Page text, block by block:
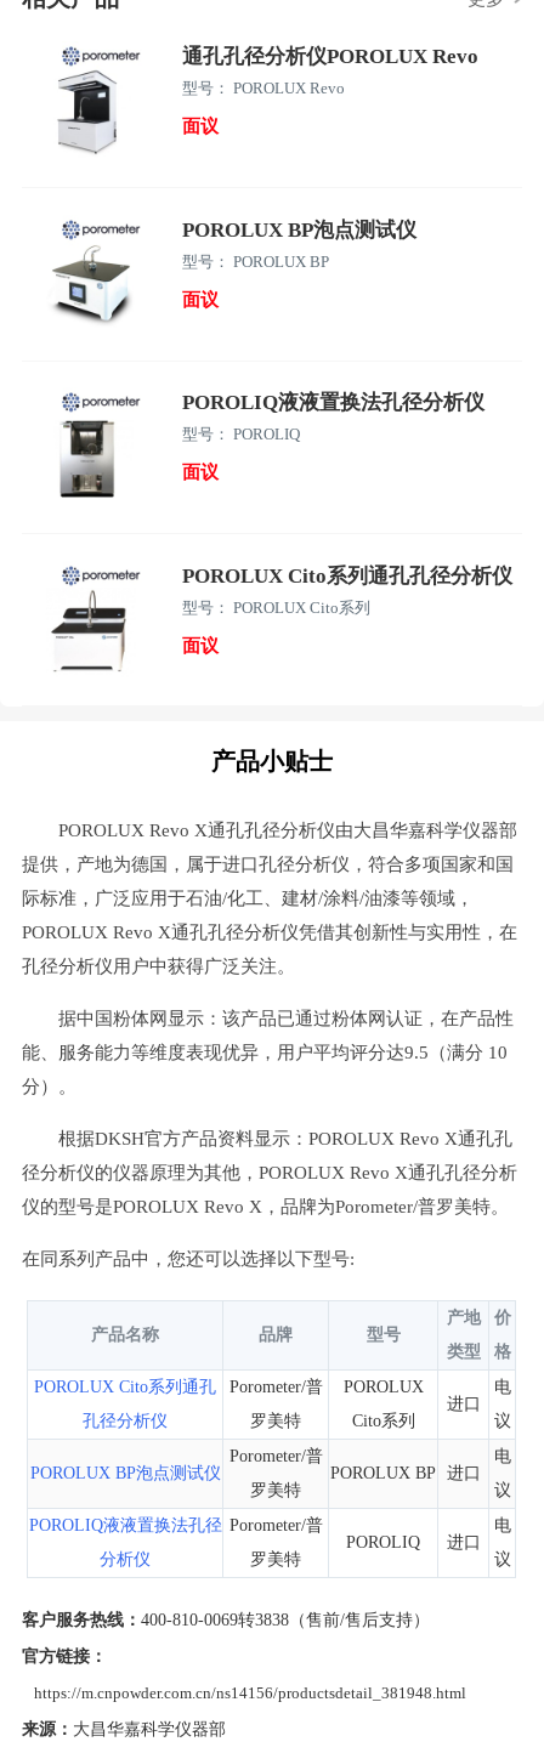
通孔孔径分析仪POROLUX Revo
型号： POROLUX Revo
面议
POROLUX BP泡点测试仪
型号： POROLUX BP
面议
POROLIQ液液置换法孔径分析仪
型号： POROLIQ
面议
POROLUX Cito系列通孔孔径分析仪
型号： POROLUX Cito系列
面议
产品小贴士
POROLUX Revo X通孔孔径分析仪由大昌华嘉科学仪器部
提供，产地为德国，属于进口孔径分析仪，符合多项国家和国
际标准，广泛应用于石油/化工、建材/涂料/油漆等领域，
POROLUX Revo X通孔孔径分析仪凭借其创新性与实用性，在
孔径分析仪用户中获得广泛关注。
据中国粉体网显示：该产品已通过粉体网认证，在产品性
能、服务能力等维度表现优异，用户平均评分达9.5（满分 10
分）。
根据DKSH官方产品资料显示：POROLUX Revo X通孔孔
径分析仪的仪器原理为其他，POROLUX Revo X通孔孔径分析
仪的型号是POROLUX Revo X，品牌为Porometer/普罗美特。
在同系列产品中，您还可以选择以下型号:
产品名称 品牌 型号
产地
类型
价
格
POROLUX Cito系列通孔
孔径分析仪
Porometer/普
罗美特
POROLUX
Cito系列
进口
电
议
POROLUX BP泡点测试仪
Porometer/普
罗美特
POROLUX BP 进口
电
议
POROLIQ液液置换法孔径
分析仪
Porometer/普
罗美特
POROLIQ 进口
电
议
客户服务热线： 400-810-0069转3838（售前/售后支持）
官方链接：
https://m.cnpowder.com.cn/ns14156/productsdetail_381948.html
来源： 大昌华嘉科学仪器部